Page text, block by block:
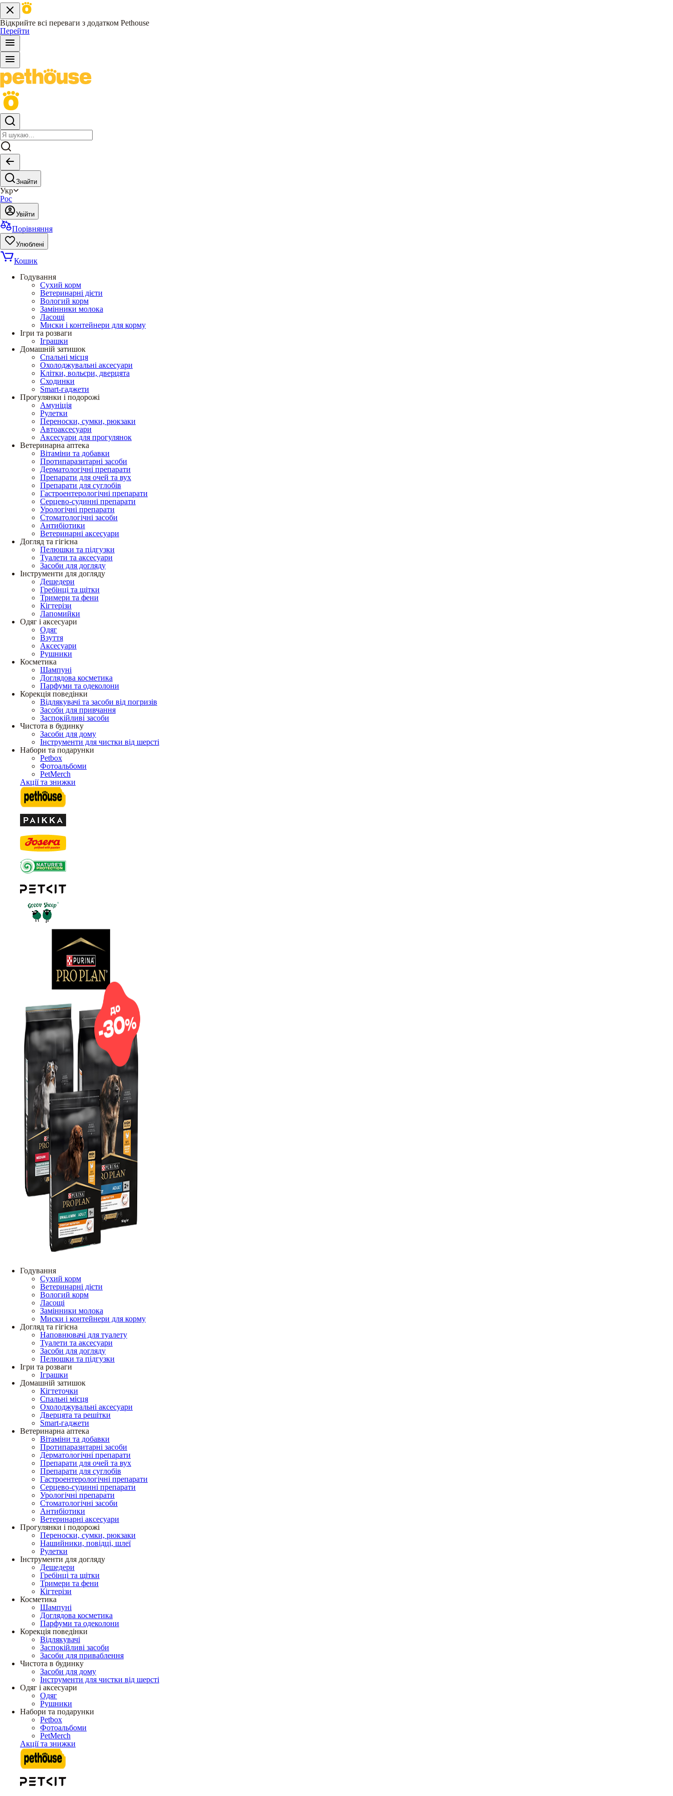
Відкрийте всі переваги з додатком Pethouse
Перейти
Знайти
Укр
Рос
Увійти
Порівняння
Улюблені
Кошик
Годування
Сухий корм
Ветеринарні дієти
Вологий корм
Замінники молока
Ласощі
Миски і контейнери для корму
Ігри та розваги
Іграшки
Домашній затишок
Спальні місця
Охолоджувальні аксесуари
Клітки, вольєри, дверцята
Сходинки
Smart-гаджети
Прогулянки і подорожі
Амуніція
Рулетки
Переноски, сумки, рюкзаки
Автоаксесуари
Аксесуари для прогулянок
Ветеринарна аптека
Вітаміни та добавки
Протипаразитарні засоби
Дерматологічні препарати
Препарати для очей та вух
Препарати для суглобів
Гастроентерологічні препарати
Серцево-судинні препарати
Урологічні препарати
Стоматологічні засоби
Антибіотики
Ветеринарні аксесуари
Догляд та гігієна
Пелюшки та підгузки
Туалети та аксесуари
Засоби для догляду
Інструменти для догляду
Дешедери
Гребінці та щітки
Тримери та фени
Кігтерізи
Лапомийки
Одяг і аксесуари
Одяг
Взуття
Аксесуари
Рушники
Косметика
Шампуні
Доглядова косметика
Парфуми та одеколони
Корекція поведінки
Відлякувачі та засоби від погризів
Засоби для привчання
Заспокійливі засоби
Чистота в будинку
Засоби для дому
Інструменти для чистки від шерсті
Набори та подарунки
Petbox
Фотоальбоми
PetMerch
Акції та знижки
Годування
Сухий корм
Ветеринарні дієти
Вологий корм
Ласощі
Замінники молока
Миски і контейнери для корму
Догляд та гігієна
Наповнювачі для туалету
Туалети та аксесуари
Засоби для догляду
Пелюшки та підгузки
Ігри та розваги
Іграшки
Домашній затишок
Кігтеточки
Спальні місця
Охолоджувальні аксесуари
Дверцята та решітки
Smart-гаджети
Ветеринарна аптека
Вітаміни та добавки
Протипаразитарні засоби
Дерматологічні препарати
Препарати для очей та вух
Препарати для суглобів
Гастроентерологічні препарати
Серцево-судинні препарати
Урологічні препарати
Стоматологічні засоби
Антибіотики
Ветеринарні аксесуари
Прогулянки і подорожі
Переноски, сумки, рюкзаки
Нашийники, повідці, шлеї
Рулетки
Інструменти для догляду
Дешедери
Гребінці та щітки
Тримери та фени
Кігтерізи
Косметика
Шампуні
Доглядова косметика
Парфуми та одеколони
Корекція поведінки
Відлякувачі
Заспокійливі засоби
Засоби для приваблення
Чистота в будинку
Засоби для дому
Інструменти для чистки від шерсті
Одяг і аксесуари
Одяг
Рушники
Набори та подарунки
Petbox
Фотоальбоми
PetMerch
Акції та знижки